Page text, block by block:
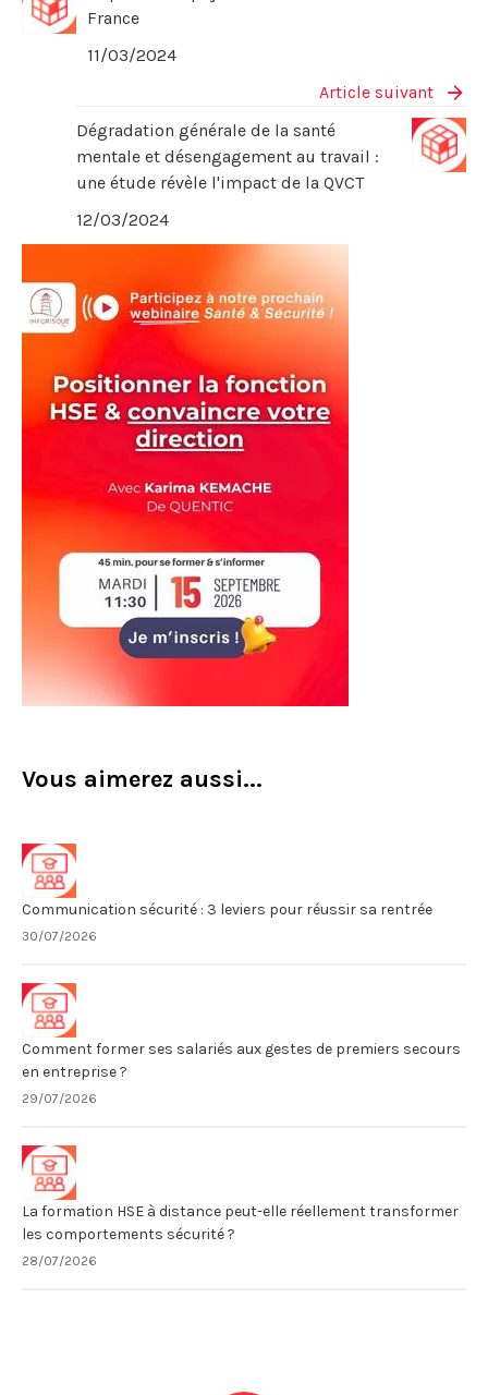
France
11/03/2024
Article suivant
Dégradation générale de la santé
mentale et désengagement au travail :
une étude révèle l'impact de la QVCT
12/03/2024
Vous aimerez aussi...
Communication sécurité : 3 leviers pour réussir sa rentrée
30/07/2026
Comment former ses salariés aux gestes de premiers secours
en entreprise ?
29/07/2026
La formation HSE à distance peut-elle réellement transformer
les comportements sécurité ?
28/07/2026